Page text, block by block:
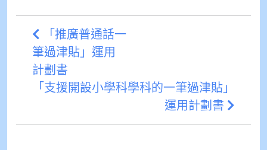
「推廣普通話一
筆過津貼」運用
計劃書
「支援開設小學科學科的一筆過津貼」
運用計劃書